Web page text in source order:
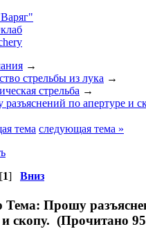
→
стрельбы из лука →
стрельба →
по апертуре и
тема следующая тема »
1] Вниз
Тема: Прошу
и скопу. (Прочитано